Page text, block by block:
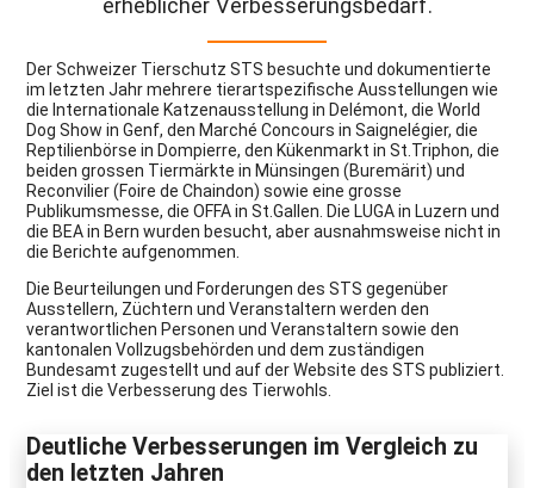
erheblicher Verbesserungsbedarf.
Der Schweizer Tierschutz STS besuchte und dokumentierte
im letzten Jahr mehrere tierartspezifische Ausstellungen wie
die Internationale Katzenausstellung in Delémont, die World
Dog Show in Genf, den Marché Concours in Saignelégier, die
Reptilienbörse in Dompierre, den Kükenmarkt in St.Triphon, die
beiden grossen Tiermärkte in Münsingen (Buremärit) und
Reconvilier (Foire de Chaindon) sowie eine grosse
Publikumsmesse, die OFFA in St.Gallen. Die LUGA in Luzern und
die BEA in Bern wurden besucht, aber ausnahmsweise nicht in
die Berichte aufgenommen.
Die Beurteilungen und Forderungen des STS gegenüber
Ausstellern, Züchtern und Veranstaltern werden den
verantwortlichen Personen und Veranstaltern sowie den
kantonalen Vollzugsbehörden und dem zuständigen
Bundesamt zugestellt und auf der Website des STS publiziert.
Ziel ist die Verbesserung des Tierwohls.
Deutliche Verbesserungen im Vergleich zu
den letzten Jahren